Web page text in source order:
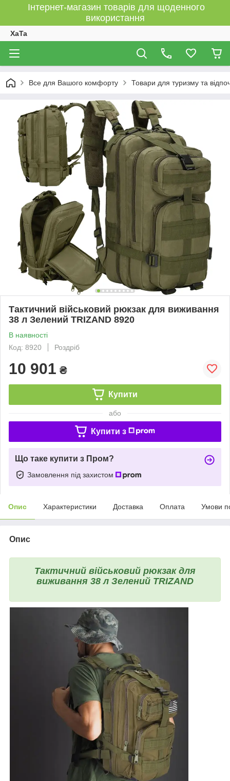
Інтернет-магазин товарів для щоденного
використання
XaTa
Все для Вашого комфорту Товари для туризму та
Тактичний військовий рюкзак для виживання
38 л Зелений TRIZAND 8920
В наявності
Код: 8920
Роздріб
10 901 ₴
Купити
або
Купити з
Що таке купити з Пром?
Замовлення під захистом
Опис Характеристики Доставка Оплата Умови
Опис
Тактичний військовий рюкзак для
виживання 38 л Зелений TRIZAND